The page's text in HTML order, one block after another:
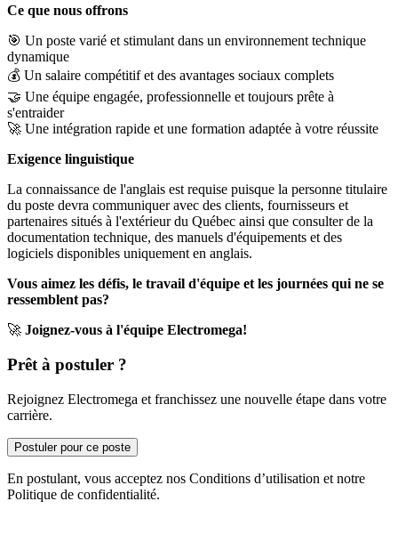
Ce que nous offrons
🎯 Un poste varié et stimulant dans un environnement technique
dynamique
💰 Un salaire compétitif et des avantages sociaux complets
🤝 Une équipe engagée, professionnelle et toujours prête à
s'entraider
🚀 Une intégration rapide et une formation adaptée à votre réussite
Exigence linguistique
La connaissance de l'anglais est requise puisque la personne titulaire
du poste devra communiquer avec des clients, fournisseurs et
partenaires situés à l'extérieur du Québec ainsi que consulter de la
documentation technique, des manuels d'équipements et des
logiciels disponibles uniquement en anglais.
Vous aimez les défis, le travail d'équipe et les journées qui ne se
ressemblent pas?
🚀 Joignez-vous à l'équipe Electromega!
Prêt à postuler ?
Rejoignez Electromega et franchissez une nouvelle étape dans votre
carrière.
Postuler pour ce poste
En postulant, vous acceptez nos Conditions d’utilisation et notre
Politique de confidentialité.